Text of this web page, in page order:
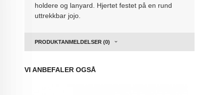
holdere og lanyard. Hjertet festet på en rund
uttrekkbar jojo.
PRODUKTANMELDELSER (0)
VI ANBEFALER OGSÅ